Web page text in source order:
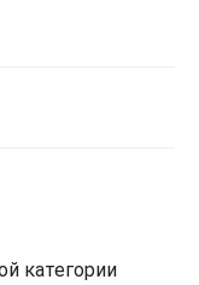
категории